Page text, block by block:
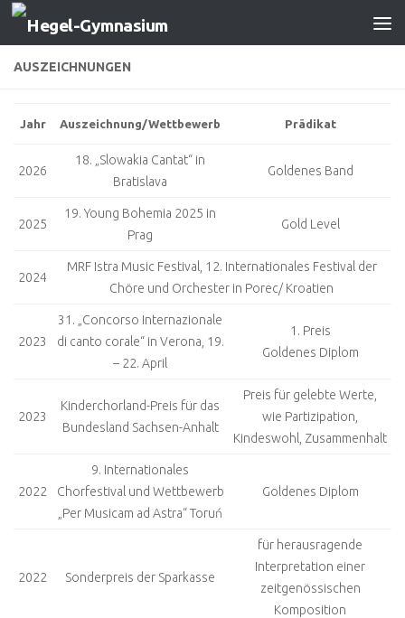
Zum Inhalt springen
AUSZEICHNUNGEN
Jahr Auszeichnung/Wettbewerb Prädikat
2026
18. „Slowakia Cantat“ in
Bratislava
Goldenes Band
2025
19. Young Bohemia 2025 in
Prag
Gold Level
2024
MRF Istra Music Festival, 12. Internationales Festival der
Chöre und Orchester in Porec/ Kroatien
2023
31. „Concorso Internazionale
di canto corale“ in Verona, 19.
– 22. April
1. Preis
Goldenes Diplom
2023
Kinderchorland-Preis für das
Bundesland Sachsen-Anhalt
Preis für gelebte Werte,
wie Partizipation,
Kindeswohl, Zusammenhalt
2022
9. Internationales
Chorfestival und Wettbewerb
„Per Musicam ad Astra“ Toruń
Goldenes Diplom
2022 Sonderpreis der Sparkasse
für herausragende
Interpretation einer
zeitgenössischen
Komposition